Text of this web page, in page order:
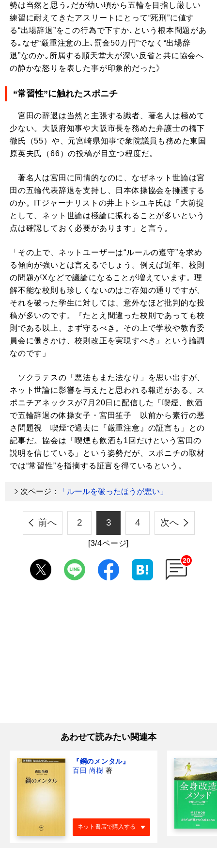
勢は当然と思う｡だが幼い頃から五輪を目指し厳しい
練習に耐えてきたアスリートにとって“死刑”に値す
る“出場辞退”をこの行為で下すか､という根本問題があ
る｡なぜ“厳重注意の上､罰金50万円”でなく“出場辞
退”なのか｡所属する順天堂大が深い反省と共に協会へ
の静かな怒りを表した事が印象的だった》
“常習性”に触れたスポニチ
宮田の辞退は当然と主張する識者、著名人は極めて
少ない。大阪府知事や大阪市長を務めた弁護士の橋下
徹氏（55）や、元宮崎県知事で衆院議員も務めた東国
原英夫氏（66）の投稿が目立つ程度だ。
著名人は宮田に同情的なのに、なぜネット世論は宮
田の五輪代表辞退を支持し、日本体操協会を擁護する
のか。ITジャーナリストの井上トシユキ氏は「大前提
として、ネット世論は極論に振れることが多いという
点は確認しておく必要があります」と言う。
「その上で、ネットユーザーは“ルールの遵守”を求め
る傾向が強いとは言えるでしょう。例えば近年、校則
の問題がXなどで議論になることが増えています。理
解不能な校則も珍しくないのはご存知の通りですが、
それを破った学生に対しては、意外なほど批判的な投
稿が多いのです。『たとえ間違った校則であっても校
則である以上、まず守るべき。その上で学校や教育委
員会に働きかけ、校則改正を実現すべき』という論調
なのです」
ソクラテスの「悪法もまた法なり」を思い出すが、
ネット世論に影響を与えたと思われる報道がある。ス
ポニチアネックスが7月20日に配信した「喫煙、飲酒
で五輪辞退の体操女子・宮田笙子 以前から素行の悪
さ問題視 喫煙で過去に『厳重注意』の証言も」との
記事だ。協会は「喫煙も飲酒も1回だけという宮田の
説明を信じている」という姿勢だが、スポニチの取材
では“常習性”を指摘する証言を得ているという。
次ページ： 「ルールを破ったほうが悪い」
前へ 2 3 4 次へ
[3/4ページ]
20
あわせて読みたい関連本
『鋼のメンタル』
百田 尚樹 著
ネット書店で購入する